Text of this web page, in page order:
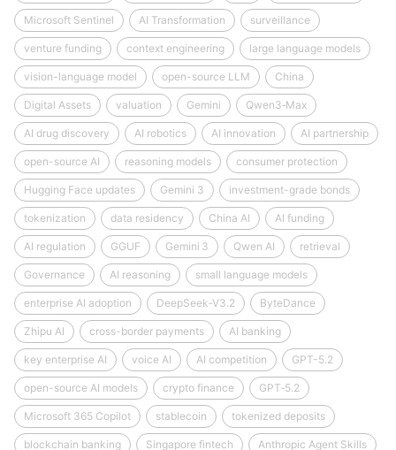
Microsoft Sentinel AI Transformation surveillance
venture funding context engineering large language models
vision-language model open-source LLM China
Digital Assets valuation Gemini Qwen3‑Max
AI drug discovery AI robotics AI innovation AI partnership
open-source AI reasoning models consumer protection
Hugging Face updates Gemini 3 investment-grade bonds
tokenization data residency China AI AI funding
AI regulation GGUF Gemini 3 Qwen AI retrieval
Governance AI reasoning small language models
enterprise AI adoption DeepSeek‑V3.2 ByteDance
Zhipu AI cross-border payments AI banking
key enterprise AI voice AI AI competition GPT-5.2
open-source AI models crypto finance GPT‑5.2
Microsoft 365 Copilot stablecoin tokenized deposits
blockchain banking Singapore fintech Anthropic Agent Skills